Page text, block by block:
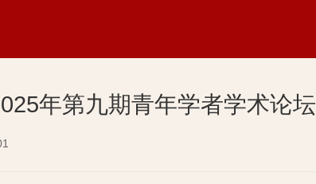
年第九期青年学者学术论坛